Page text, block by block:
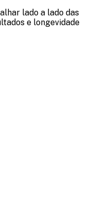
lado a lado das
e longevidade